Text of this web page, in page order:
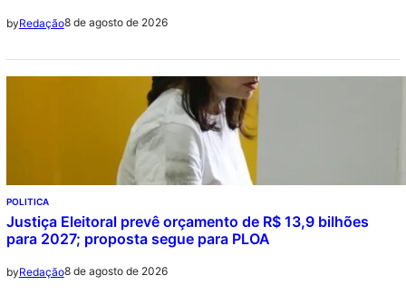
byRedação8 de agosto de 2026
POLITICA
Justiça Eleitoral prevê orçamento de R$ 13,9 bilhões
para 2027; proposta segue para PLOA
byRedação8 de agosto de 2026